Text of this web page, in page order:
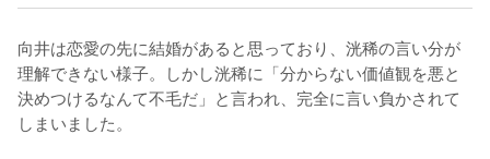
向井は恋愛の先に結婚があると思っており、洸稀の言い分が
理解できない様子。しかし洸稀に「分からない価値観を悪と
決めつけるなんて不毛だ」と言われ、完全に言い負かされて
しまいました。